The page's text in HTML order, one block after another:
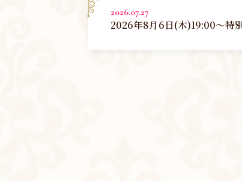
2026.07.27
2026年8月6日(木)19:00～特